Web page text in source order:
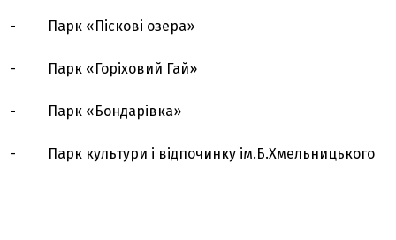
- Парк «Піскові озера»
- Парк «Горіховий Гай»
- Парк «Бондарівка»
- Парк культури і відпочинку ім.Б.Хмельницького